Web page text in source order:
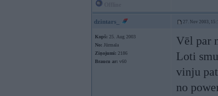
dzintars_ 27. Nov 2003,
Kopš: 25. Aug 2003
No: Jūrmala
Ziņojumi: 2186
Braucu ar: v60
Vēl par
Loti
vinju
no